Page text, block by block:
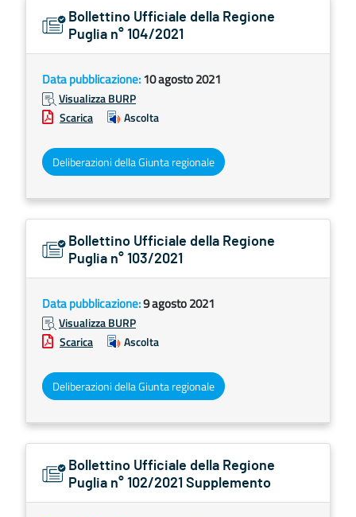
Bollettino Ufficiale della Regione
Puglia n° 104/2021
Data pubblicazione:10 agosto 2021
Visualizza BURP
Scarica
Ascolta
Deliberazioni della Giunta regionale
Bollettino Ufficiale della Regione
Puglia n° 103/2021
Data pubblicazione:9 agosto 2021
Visualizza BURP
Scarica
Ascolta
Deliberazioni della Giunta regionale
Bollettino Ufficiale della Regione
Puglia n° 102/2021 Supplemento